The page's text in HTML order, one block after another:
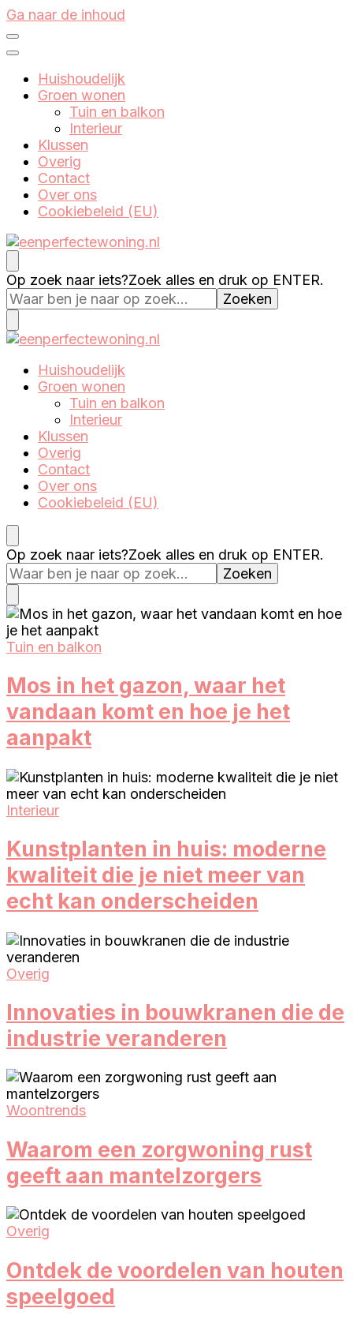
Ga naar de inhoud
Huishoudelijk
Groen wonen
Tuin en balkon
Interieur
Klussen
Overig
Contact
Over ons
Cookiebeleid (EU)
Eenperfectewoning.nl
We brengen jouw droomhuis tot leven
Op zoek naar iets?Zoek alles en druk op ENTER.
Eenperfectewoning.nl
We brengen jouw droomhuis tot leven
Huishoudelijk
Groen wonen
Tuin en balkon
Interieur
Klussen
Overig
Contact
Over ons
Cookiebeleid (EU)
Op zoek naar iets?Zoek alles en druk op ENTER.
Tuin en balkon
Mos in het gazon, waar het
vandaan komt en hoe je het
aanpakt
Interieur
Kunstplanten in huis: moderne
kwaliteit die je niet meer van
echt kan onderscheiden
Overig
Innovaties in bouwkranen die de
industrie veranderen
Woontrends
Waarom een zorgwoning rust
geeft aan mantelzorgers
Overig
Ontdek de voordelen van houten
speelgoed